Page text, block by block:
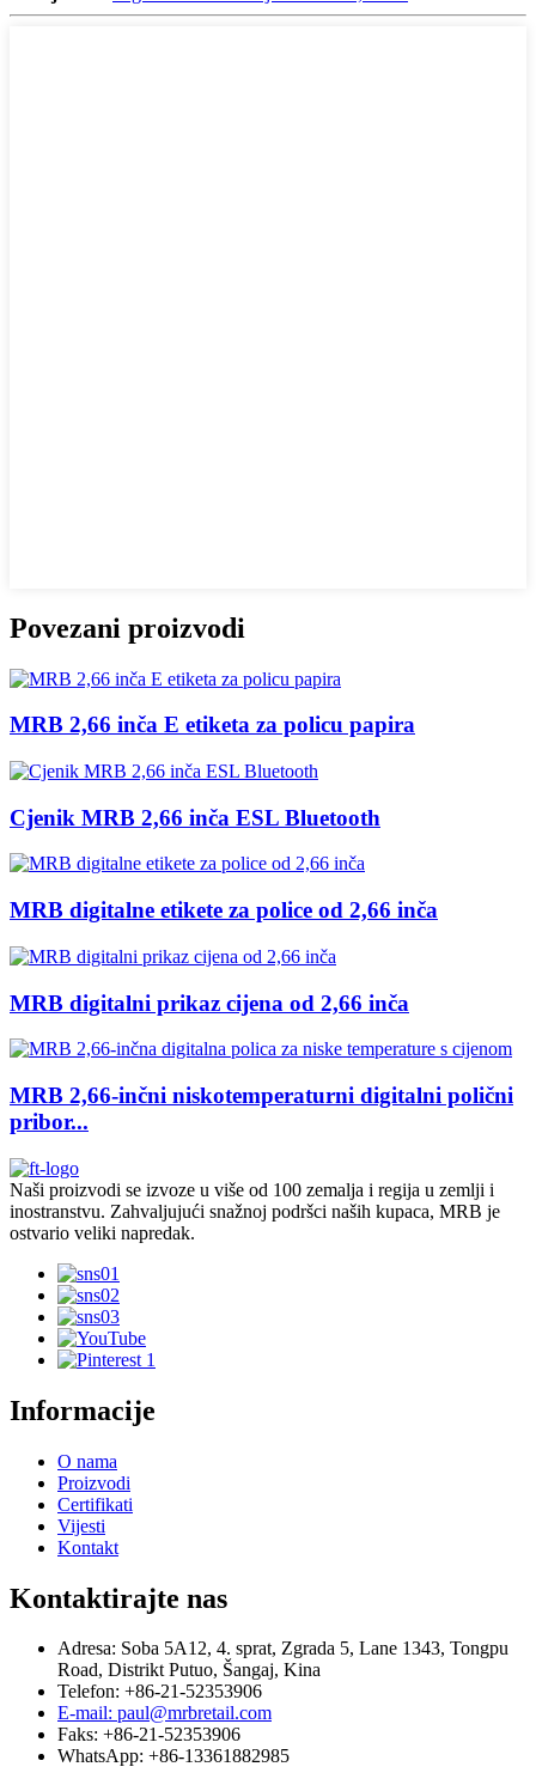
Povezani proizvodi
MRB 2,66 inča E etiketa za policu papira
Cjenik MRB 2,66 inča ESL Bluetooth
MRB digitalne etikete za police od 2,66 inča
MRB digitalni prikaz cijena od 2,66 inča
MRB 2,66-inčni niskotemperaturni digitalni polični
pribor...
Naši proizvodi se izvoze u više od 100 zemalja i regija u zemlji i
inostranstvu. Zahvaljujući snažnoj podršci naših kupaca, MRB je
ostvario veliki napredak.
Informacije
O nama
Proizvodi
Certifikati
Vijesti
Kontakt
Kontaktirajte nas
Adresa: Soba 5A12, 4. sprat, Zgrada 5, Lane 1343, Tongpu
Road, Distrikt Putuo, Šangaj, Kina
Telefon: +86-21-52353906
E-mail: paul@mrbretail.com
Faks: +86-21-52353906
WhatsApp: +86-13361882985